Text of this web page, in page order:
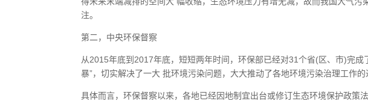
注。
第二，中央环保督察
从2015年底到2017年底，短短两年时间，环保部已经对31个省(区、市)完成
暴”，切实解决了一大 批环境污染问题，大大推动了各地环境污染治理工作的
具体而言，环保督察以来，各地已经因地制宜出台或修订生态环境保护政策